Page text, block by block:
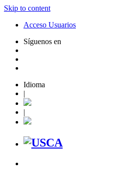
Skip to content
Acceso Usuarios
Síguenos en
Idioma
|
|